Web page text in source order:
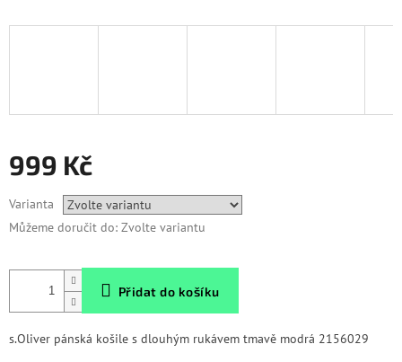
999 Kč
cena:
Varianta
Můžeme doručit do: Zvolte variantu
Přidat do košíku
s.Oliver pánská košile s dlouhým rukávem tmavě modrá 2156029